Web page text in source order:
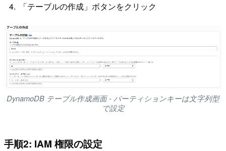
「テーブルの作成」ボタンをクリック
DynamoDB テーブル作成画面 - パーティションキーは文字列型
で設定
手順2: IAM 権限の設定